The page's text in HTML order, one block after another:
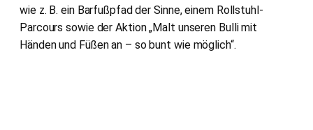
wie z. B. ein Barfußpfad der Sinne, einem Rollstuhl-
Parcours sowie der Aktion „Malt unseren Bulli mit
Händen und Füßen an – so bunt wie möglich“.